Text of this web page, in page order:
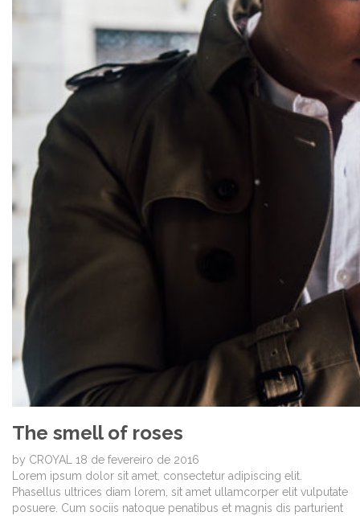
The smell of roses
by CROYAL 18 de fevereiro de 2016
Lorem ipsum dolor sit amet, consectetur adipiscing elit.
Phasellus ultrices diam lorem, sit amet ullamcorper elit vulputate
posuere. Cum sociis natoque penatibus et magnis dis parturient